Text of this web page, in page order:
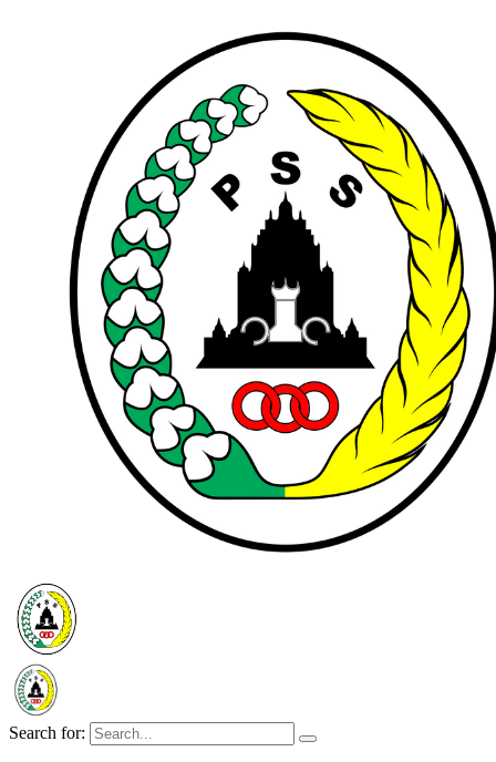
Search for: